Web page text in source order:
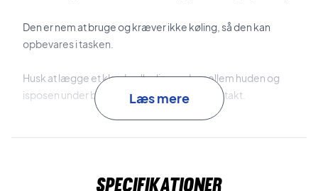
Den er nem at bruge og kræver ikke køling, så den kan
opbevares i tasken.
Husk at lægge et klæde eller lignende mellem huden og
isposen under brug for at undgå direkte kontakt.
Læs mere
Specifikationer